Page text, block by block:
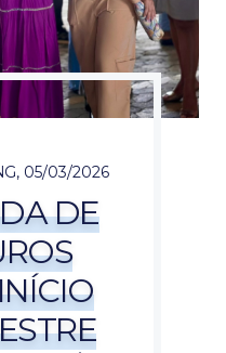
, 05/03/2026
DE